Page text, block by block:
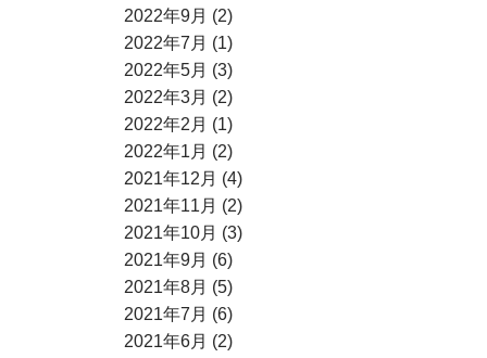
2022年9月 (2)
2022年7月 (1)
2022年5月 (3)
2022年3月 (2)
2022年2月 (1)
2022年1月 (2)
2021年12月 (4)
2021年11月 (2)
2021年10月 (3)
2021年9月 (6)
2021年8月 (5)
2021年7月 (6)
2021年6月 (2)